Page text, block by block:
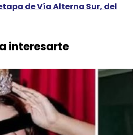
de Vía Alterna Sur, del
interesarte